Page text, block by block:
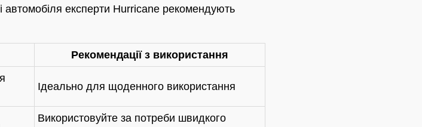
експерти Hurricane рекомендують
Рекомендації з використання
Ідеально для щоденного використання
Використовуйте за потреби швидкого